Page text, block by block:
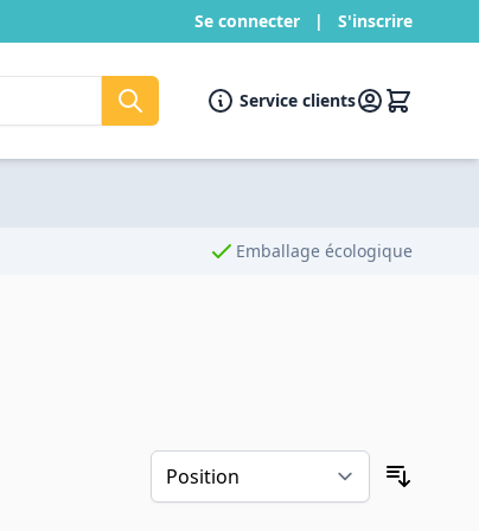
Se connecter | S'inscrire
Service clients
Emballage écologique